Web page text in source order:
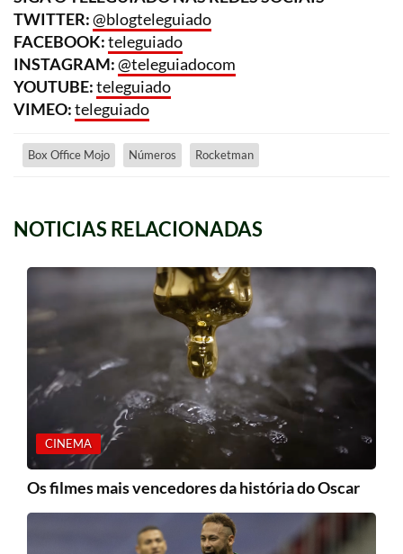
TWITTER:@blogteleguiado
FACEBOOK:teleguiado
INSTAGRAM:@teleguiadocom
YOUTUBE:teleguiado
VIMEO:teleguiado
Box Office Mojo Números Rocketman
NOTICIAS RELACIONADAS
CINEMA
Os filmes mais vencedores da história do Oscar